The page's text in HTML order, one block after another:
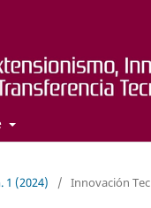
1 (2024) / Innovación